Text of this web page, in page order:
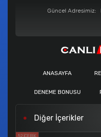
Güncel Adresimiz:
ANASAYFA
DENEME BONUSU
Diğer İçerikler